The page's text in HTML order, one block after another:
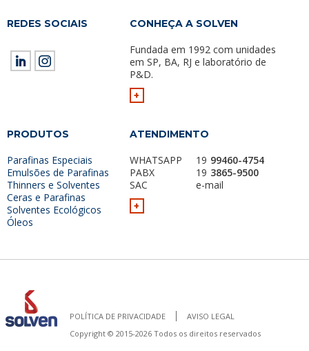
REDES SOCIAIS CONHEÇA A SOLVEN
Fundada em 1992 com unidades
em SP, BA, RJ e laboratório de
P&D.
+
PRODUTOS
Parafinas Especiais
Emulsões de Parafinas
Thinners e Solventes
Ceras e Parafinas
Solventes Ecológicos
Óleos
ATENDIMENTO
WHATSAPP
PABX
SAC
+
19 99460-4754
19 3865-9500
e-mail
POLÍTICA DE PRIVACIDADE
AVISO LEGAL
Copyright © 2015-2026 Todos os direitos reservados